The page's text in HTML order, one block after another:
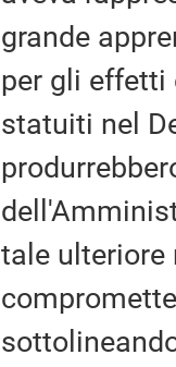
grande
per gli effetti
statuiti nel
tale ulteriore